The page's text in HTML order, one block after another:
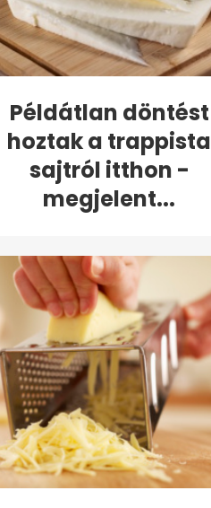
Példátlan döntést
hoztak a trappista
sajtról itthon -
megjelent...